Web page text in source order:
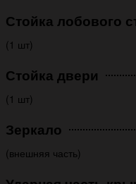
Стойка лобового
(1 шт)
Стойка двери
(1 шт)
Зеркало
(внешняя часть)